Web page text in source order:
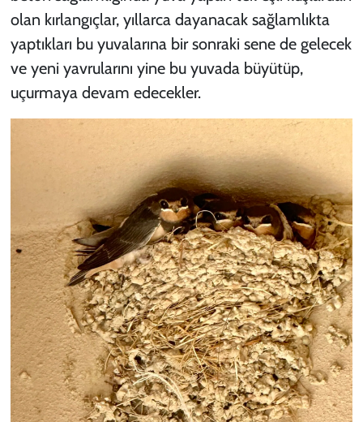
olan kırlangıçlar, yıllarca dayanacak sağlamlıkta
yaptıkları bu yuvalarına bir sonraki sene de gelecek
ve yeni yavrularını yine bu yuvada büyütüp,
uçurmaya devam edecekler.